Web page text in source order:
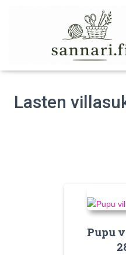
Lasten
Pupu